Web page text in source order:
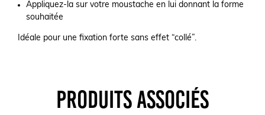
Appliquez-la sur votre moustache en lui donnant la forme
souhaitée
Idéale pour une fixation forte sans effet “collé”.
PRODUITS ASSOCIÉS